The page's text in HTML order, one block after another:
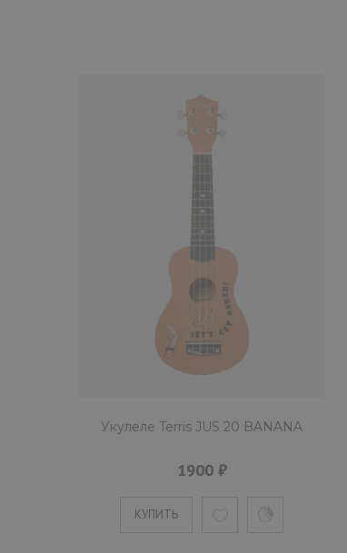
Укулеле Terris JUS 20 BANANA
1900 ₽
КУПИТЬ